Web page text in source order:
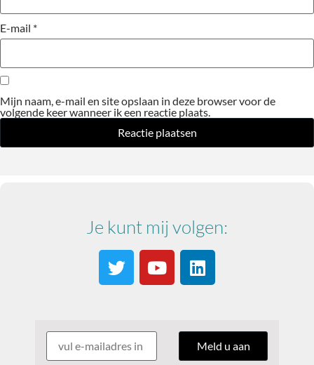
E-mail *
Mijn naam, e-mail en site opslaan in deze browser voor de
volgende keer wanneer ik een reactie plaats.
Je kunt mij volgen: